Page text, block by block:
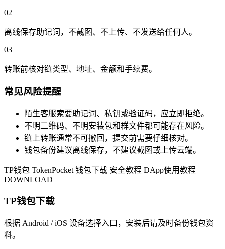
02
离线保存助记词，不截图、不上传、不发送给任何人。
03
转账前核对链类型、地址、金额和手续费。
常见风险提醒
陌生客服索要助记词、私钥或验证码，应立即拒绝。
不明二维码、不明安装包和群文件都可能存在风险。
链上转账通常不可撤回，提交前需要仔细核对。
钱包备份建议离线保存，不建议截图或上传云端。
TP钱包 TokenPocket 钱包下载 安全教程 DApp使用教程
DOWNLOAD
TP钱包下载
根据 Android / iOS 设备选择入口，安装后请及时备份钱包资
料。